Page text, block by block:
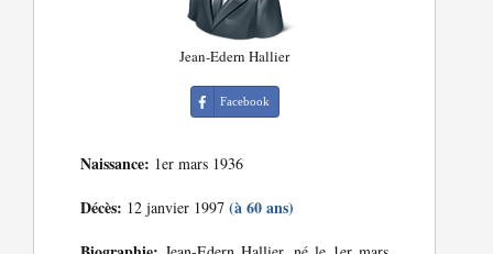
Jean-Edern Hallier
Facebook
Naissance: 1er mars 1936
Décès: 12 janvier 1997(à 60 ans)